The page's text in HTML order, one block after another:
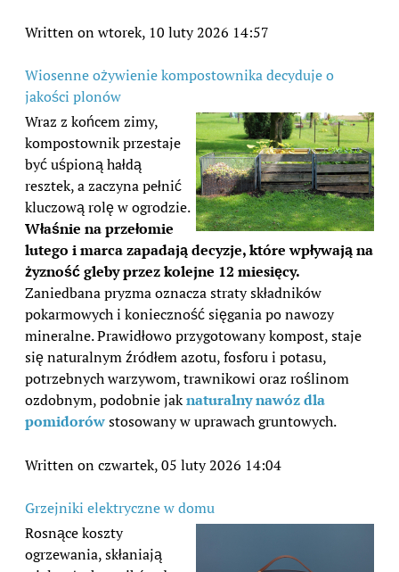
Written on wtorek, 10 luty 2026 14:57
Wiosenne ożywienie kompostownika decyduje o
jakości plonów
Wraz z końcem zimy,
kompostownik przestaje
być uśpioną hałdą
resztek, a zaczyna pełnić
kluczową rolę w ogrodzie.
Właśnie na przełomie
lutego i marca zapadają decyzje, które wpływają na
żyzność gleby przez kolejne 12 miesięcy.
Zaniedbana pryzma oznacza straty składników
pokarmowych i konieczność sięgania po nawozy
mineralne. Prawidłowo przygotowany kompost, staje
się naturalnym źródłem azotu, fosforu i potasu,
potrzebnych warzywom, trawnikowi oraz roślinom
ozdobnym, podobnie jaknaturalny nawóz dla
pomidorówstosowany w uprawach gruntowych.
Written on czwartek, 05 luty 2026 14:04
Grzejniki elektryczne w domu
Rosnące koszty
ogrzewania, skłaniają